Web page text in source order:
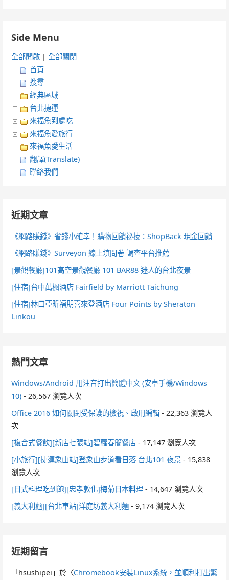
Side Menu
全部開啟 |全部關閉
首頁
搜尋
經典區域
台北捷運
來福魚到處吃
來福魚愛旅行
來福魚愛生活
翻譯(Translate)
聯絡我們
近期文章
《網路賺錢》省錢小確幸！購物回饋祕技：ShopBack 現金回饋
《網路賺錢》Surveyon 線上填問卷 調查平台推薦
[景觀餐廳]101高空景觀餐廳 101 BAR88 迷人的台北夜景
[住宿]台中萬楓酒店 Fairfield by Marriott Taichung
[住宿]林口亞昕福朋喜來登酒店 Four Points by Sheraton
Linkou
熱門文章
Windows/Android 用注音打出簡體中文 (安卓手機/Windows
10) - 26,567 瀏覽人次
Office 2016 如何關閉受保護的檢視、啟用編輯 - 22,363 瀏覽人
次
[複合式餐飲][新店七張站]碧蘿春簡餐店 - 17,147 瀏覽人次
[小旅行][捷運象山站]登象山步道看日落 台北101 夜景 - 15,838
瀏覽人次
[日式料理吃到飽][忠孝敦化]梅菊日本料理 - 14,647 瀏覽人次
[義大利麵][台北車站]洋庭坊義大利麵 - 9,174 瀏覽人次
近期留言
「 hsushipei 」於〈Chromebook安裝Linux系統，並順利打出繁